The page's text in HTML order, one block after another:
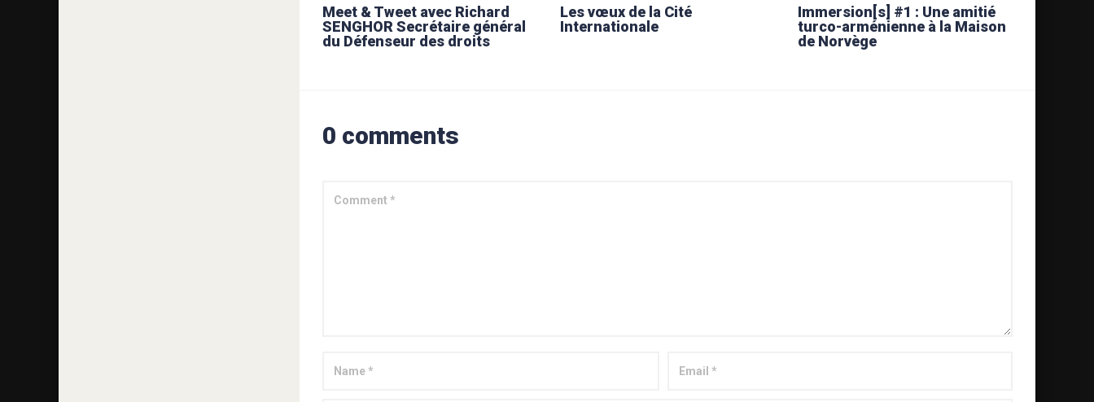
Meet & Tweet avec Richard
SENGHOR Secrétaire général
du Défenseur des droits
Les vœux de la Cité
Internationale
Immersion[s] #1 : Une amitié
turco-arménienne à la Maison
de Norvège
0 comments